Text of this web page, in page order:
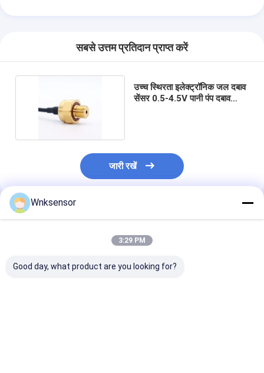
सबसे उत्तम प्रतिदान प्राप्त करें
उच्च स्थिरता इलेक्ट्रॉनिक जल दबाव
सेंसर 0.5-4.5V पानी पंप दबाव
जारी रखें
अनुशंसित उत्पाद
Wnksensor
3:29 PM
Good day, what product are you looking for?